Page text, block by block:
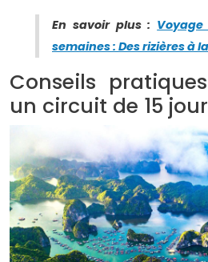
En savoir plus :
semaines : Des rizières à
Conseils
un circuit de 15